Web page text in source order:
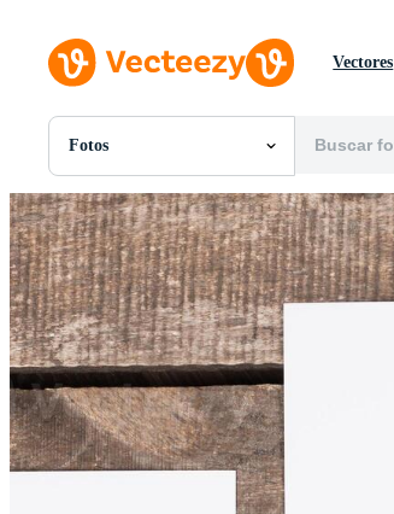
Vectores
Fotos
Todas Imágenes
Fotos
PNGs
PSDs
SVGs
Plantillas
Vectores
Videos
Gráficos en Movimiento
Imágenes Editoriales
Eventos Editoriales